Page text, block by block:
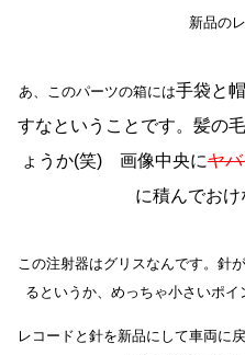
新品の
あ、このパーツの箱には手袋と
すなということです。髪の
ょうか(笑) 画像中央にヤ
に積んでお
この注射器はグリスなんです。針
るというか、めっちゃ小さいポイ
レコードと針を新品にして車両に